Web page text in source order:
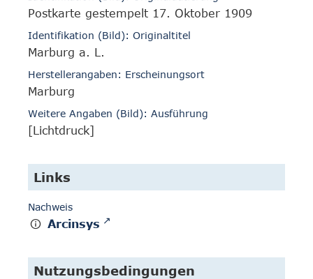
Postkarte gestempelt 17. Oktober 1909
Identifikation (Bild): Originaltitel
Marburg a. L.
Herstellerangaben: Erscheinungsort
Marburg
Weitere Angaben (Bild): Ausführung
[Lichtdruck]
Links
Nachweis
Arcinsys
Nutzungsbedingungen